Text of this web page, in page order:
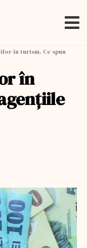
în turism. Ce spun
în